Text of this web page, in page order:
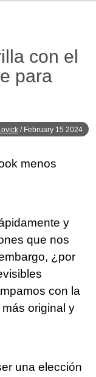
con el
para
/ February 15 2024
menos
y
que nos
¿por
con la
original y
una elección